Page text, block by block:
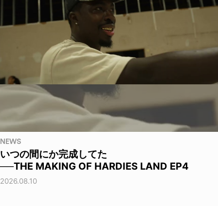
NEWS
いつの間にか完成してた
──THE MAKING OF HARDIES LAND EP4
2026.08.10